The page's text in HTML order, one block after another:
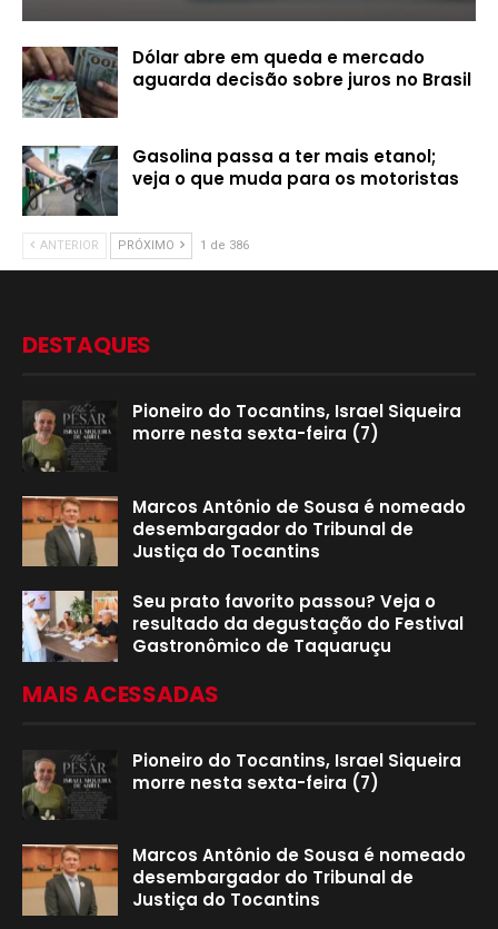
Dólar abre em queda e mercado
aguarda decisão sobre juros no Brasil
Gasolina passa a ter mais etanol;
veja o que muda para os motoristas
ANTERIOR PRÓXIMO 1 de 386
DESTAQUES
Pioneiro do Tocantins, Israel Siqueira
morre nesta sexta-feira (7)
Marcos Antônio de Sousa é nomeado
desembargador do Tribunal de
Justiça do Tocantins
Seu prato favorito passou? Veja o
resultado da degustação do Festival
Gastronômico de Taquaruçu
MAIS ACESSADAS
Pioneiro do Tocantins, Israel Siqueira
morre nesta sexta-feira (7)
Marcos Antônio de Sousa é nomeado
desembargador do Tribunal de
Justiça do Tocantins